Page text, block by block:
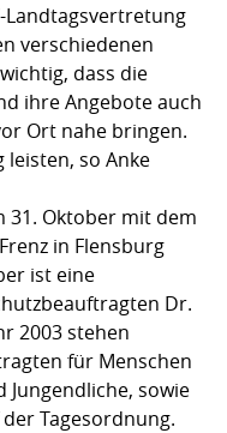
Landtagsvertretung
verschiedenen
dass die
ihre Angebote auch
Ort nahe bringen.
so Anke
31. Oktober mit dem
in Flensburg
ist eine
Dr.
2003 stehen
für Menschen
sowie
Tagesordnung.